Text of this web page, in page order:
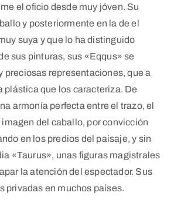
el oficio desde muy jóven. Su
y posteriormente en la de el
suya y que lo ha distinguido
sus pinturas, sus «Eqqus» se
representaciones, que a
plástica que los caracteriza. De
armonía perfecta entre el trazo, el
del caballo, por convicción
en los predios del paisaje, y sin
«Taurus», unas figuras magistrales
la atención del espectador. Sus
privadas en muchos países.